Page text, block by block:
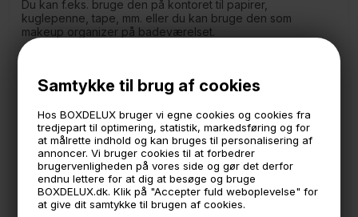
Samtykke til brug af cookies
Hos BOXDELUX bruger vi egne cookies og cookies fra
tredjepart til optimering, statistik, markedsføring og for
at målrette indhold og kan bruges til personalisering af
annoncer. Vi bruger cookies til at forbedrer
brugervenligheden på vores side og gør det derfor
endnu lettere for at dig at besøge og bruge
BOXDELUX.dk. Klik på "Accepter fuld weboplevelse" for
at give dit samtykke til brugen af cookies.
Du kan f.eks. bruge den på kontoret til papirer,
kuglepenne, tape, mm. eller du kan bruge den som
makeup organizer på badeværelset.
10 cm. bred
Kassen er inddelt i 3 rum. 2 små og et stort. Det store rum
måler 10x10 cm.
De to små rum måler 5 x 12 cm.
Håndlavet i EU - Små uregelmæssigheder kan forekomme. .
(Tykkelsen på akrylen er ca. 3mm.)
Akryl rengøres forsigtigt med en blød fugtig klud for at